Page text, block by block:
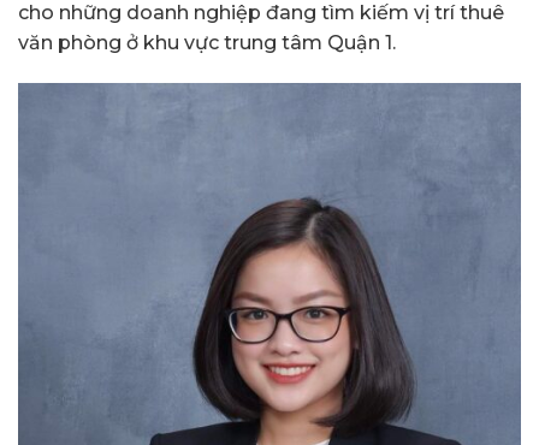
cho những doanh nghiệp đang tìm kiếm vị trí thuê
văn phòng ở khu vực trung tâm Quận 1.